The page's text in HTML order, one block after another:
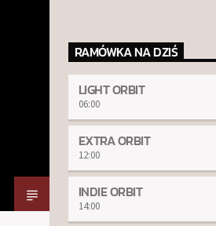
RAMÓWKA NA DZIŚ
LIGHT ORBIT
06:00
EXTRA ORBIT
12:00
INDIE ORBIT
14:00